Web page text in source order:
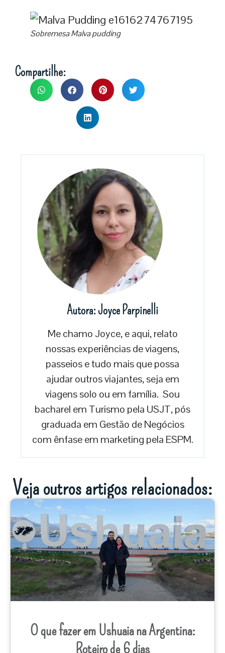
Sobremesa Malva pudding
Compartilhe:
Autora: Joyce Parpinelli
Me chamo Joyce, e aqui, relato
nossas experiências de viagens,
passeios e tudo mais que possa
ajudar outros viajantes, seja em
viagens solo ou em família. Sou
bacharel em Turismo pela USJT, pós
graduada em Gestão de Negócios
com ênfase em marketing pela ESPM.
Veja outros artigos relacionados:
O que fazer em Ushuaia na Argentina:
Roteiro de 6 dias